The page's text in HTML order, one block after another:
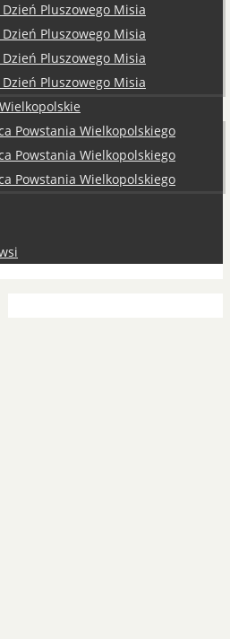
Pluszowego Misia
Pluszowego Misia
Pluszowego Misia
Pluszowego Misia
Powstania Wielkopolskiego
Powstania Wielkopolskiego
Powstania Wielkopolskiego